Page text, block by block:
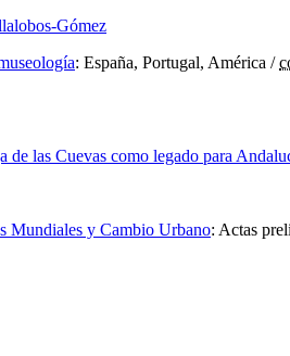
Gómez
: España, Portugal, América /
de las Cuevas como legado para
Mundiales y Cambio Urbano: Actas